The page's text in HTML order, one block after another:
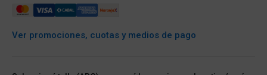
Ver promociones, cuotas y medios de pago